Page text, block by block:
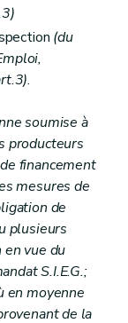
(du
.
soumise à
producteurs
financement
mesures de
de
plusieurs
vue du
S.I.E.G.;
en moyenne
de la